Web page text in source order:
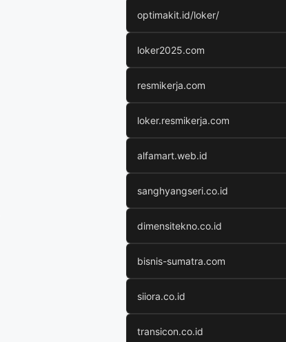
optimakit.id/loker/
loker2025.com
resmikerja.com
loker.resmikerja.com
alfamart.web.id
sanghyangseri.co.id
dimensitekno.co.id
bisnis-sumatra.com
siiora.co.id
transicon.co.id